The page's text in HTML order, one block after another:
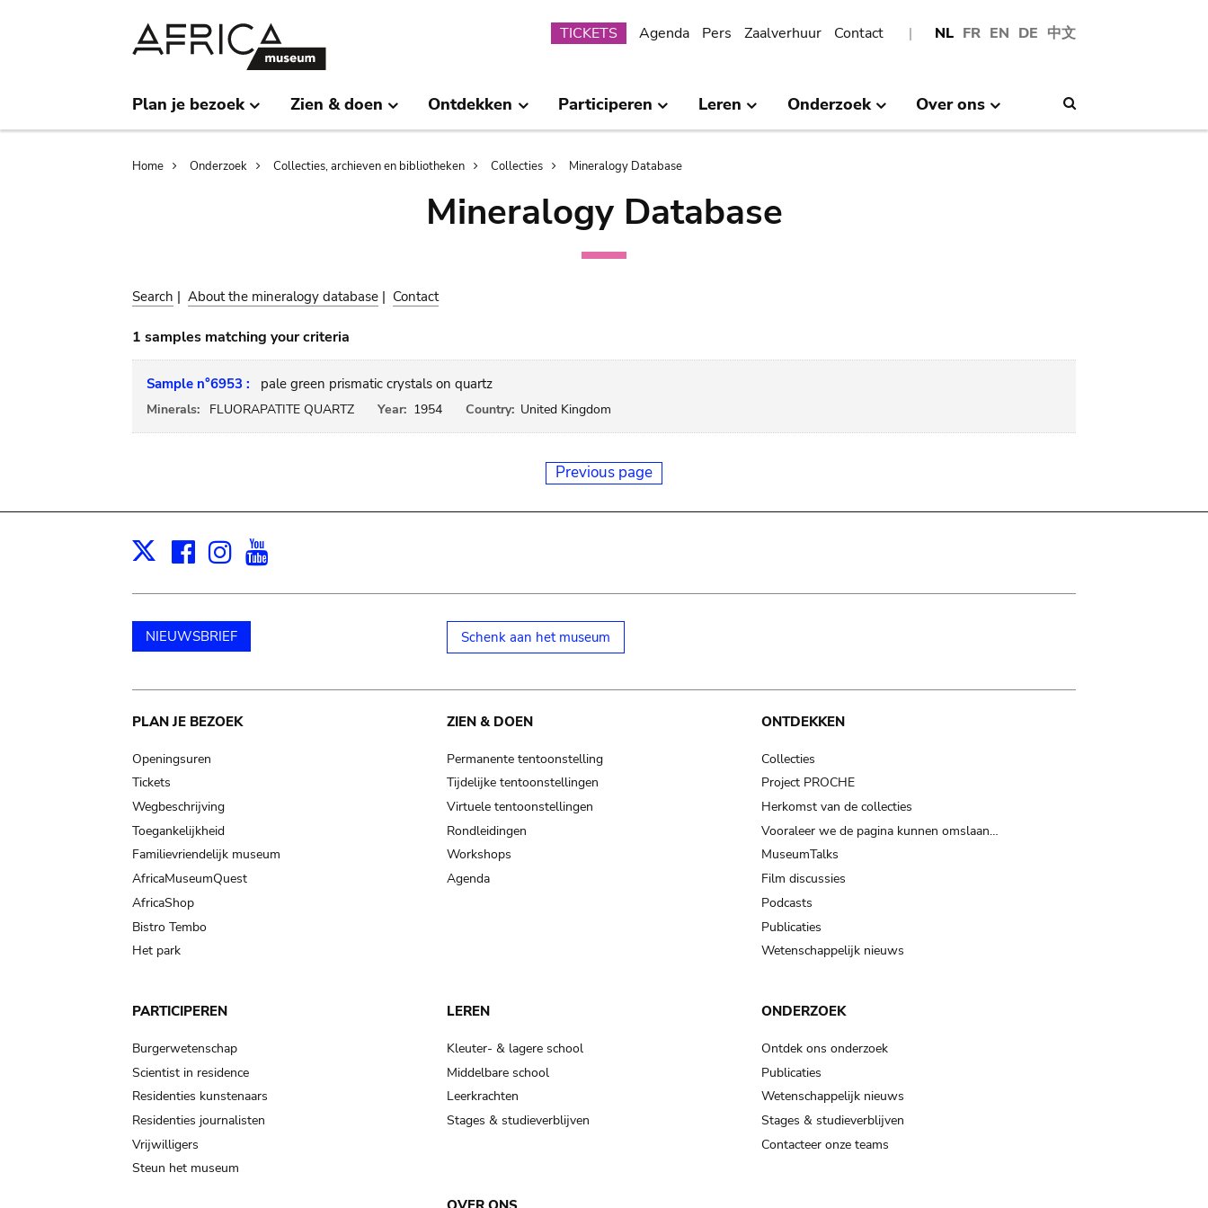
NL FR EN DE 中文
Submenu
TICKETS Agenda Pers Zaalverhuur Contact
Plan je bezoek Zien & doen Ontdekken Participeren Leren Onderzoek Over ons
Breadcrumb
Home Onderzoek Collecties, archieven en bibliotheken Collecties Mineralogy Database
Mineralogy Database
Search | About the mineralogy database | Contact
1 samples matching your criteria
Sample n°6953 : pale green prismatic crystals on quartz
Minerals: FLUORAPATITE QUARTZ Year: 1954 Country: United Kingdom
Previous page
X Facebook
Instagram
NIEUWSBRIEF Schenk aan het museum
Main
navigation
PLAN JE BEZOEK
Openingsuren
Tickets
Wegbeschrijving
Toegankelijkheid
Familievriendelijk museum
AfricaMuseumQuest
AfricaShop
Bistro Tembo
Het park
ZIEN & DOEN
Permanente tentoonstelling
Tijdelijke tentoonstellingen
Virtuele tentoonstellingen
Rondleidingen
Workshops
Agenda
ONTDEKKEN
Collecties
Project PROCHE
Herkomst van de collecties
Vooraleer we de pagina kunnen omslaan…
MuseumTalks
Film discussies
Podcasts
Publicaties
Wetenschappelijk nieuws
PARTICIPEREN
Burgerwetenschap
Scientist in residence
Residenties kunstenaars
Residenties journalisten
Vrijwilligers
Steun het museum
LEREN
Kleuter- & lagere school
Middelbare school
Leerkrachten
Stages & studieverblijven
ONDERZOEK
Ontdek ons onderzoek
Publicaties
Wetenschappelijk nieuws
Stages & studieverblijven
Contacteer onze teams